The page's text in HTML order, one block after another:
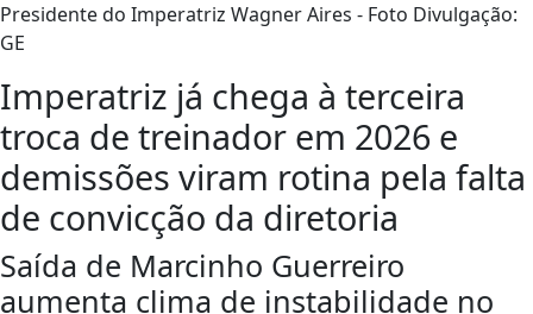
Presidente do Imperatriz Wagner Aires - Foto Divulgação:
GE
Imperatriz já chega à terceira
troca de treinador em 2026 e
demissões viram rotina pela falta
de convicção da diretoria
Saída de Marcinho Guerreiro
aumenta clima de instabilidade no